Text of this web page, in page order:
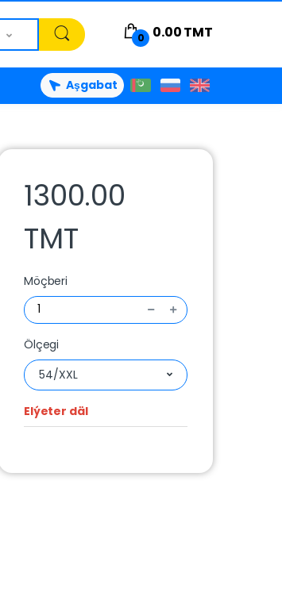
0 0.00TMT
Aşgabat
1300.00
TMT
Möçberi
Ölçegi
54/XXL
Elýeter däl